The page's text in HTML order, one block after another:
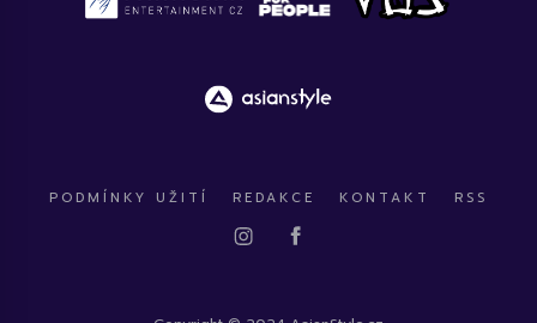
PODMÍNKY UŽITÍ REDAKCE KONTAKT RSS